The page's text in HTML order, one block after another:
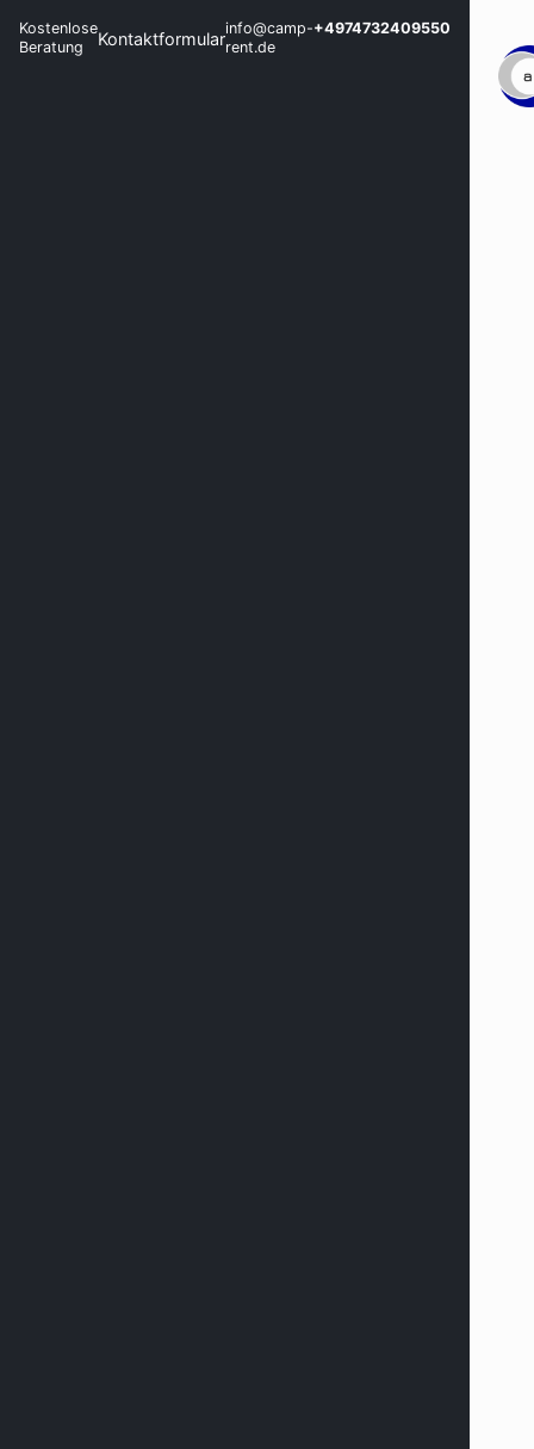
Kostenlose
Beratung
Kontaktformularinfo@camp-
rent.de
+4974732409550